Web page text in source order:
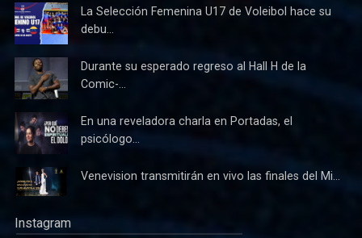
La Selección Femenina U17 de Voleibol hace su
debu...
Durante su esperado regreso al Hall H de la
Comic-...
En una reveladora charla en Portadas, el
psicólogo...
Venevision transmitirán en vivo las finales del Mi...
Instagram